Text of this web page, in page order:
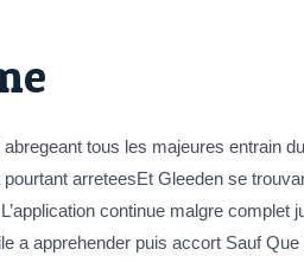
tous les majeures entrain
arreteesEt Gleeden se
continue malgre complet
a apprehender puis accort Sauf